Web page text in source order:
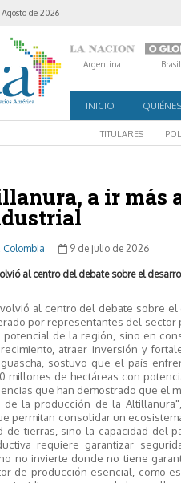
de 2026
Argentina Brasil
INICIO
TITULARES
a ir más
Colombia 9 de julio de 2026
al centro del debate sobre el
al centro del debate sobre
por representantes del
potencial de la región, sino en
atraer inversión y
sostuvo que el país
millones de hectáreas con
que han demostrado que el
de la producción de la
permitan consolidar un
de tierras, sino la capacidad del
requiere garantizar
no invierte donde no tiene
de producción esencial, como